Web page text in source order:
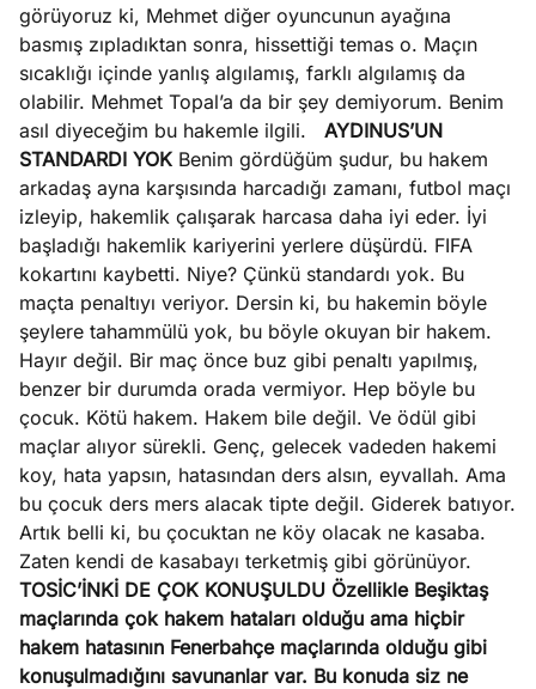
görüyoruz ki, Mehmet diğer oyuncunun ayağına
basmış zıpladıktan sonra, hissettiği temas o. Maçın
sıcaklığı içinde yanlış algılamış, farklı algılamış da
olabilir. Mehmet Topal’a da bir şey demiyorum. Benim
asıl diyeceğim bu hakemle ilgili. AYDINUS’UN
STANDARDI YOK Benim gördüğüm şudur, bu hakem
arkadaş ayna karşısında harcadığı zamanı, futbol maçı
izleyip, hakemlik çalışarak harcasa daha iyi eder. İyi
başladığı hakemlik kariyerini yerlere düşürdü. FIFA
kokartını kaybetti. Niye? Çünkü standardı yok. Bu
maçta penaltıyı veriyor. Dersin ki, bu hakemin böyle
şeylere tahammülü yok, bu böyle okuyan bir hakem.
Hayır değil. Bir maç önce buz gibi penaltı yapılmış,
benzer bir durumda orada vermiyor. Hep böyle bu
çocuk. Kötü hakem. Hakem bile değil. Ve ödül gibi
maçlar alıyor sürekli. Genç, gelecek vadeden hakemi
koy, hata yapsın, hatasından ders alsın, eyvallah. Ama
bu çocuk ders mers alacak tipte değil. Giderek batıyor.
Artık belli ki, bu çocuktan ne köy olacak ne kasaba.
Zaten kendi de kasabayı terketmiş gibi görünüyor.
TOSİC’İNKİ DE ÇOK KONUŞULDU Özellikle Beşiktaş
maçlarında çok hakem hataları olduğu ama hiçbir
hakem hatasının Fenerbahçe maçlarında olduğu gibi
konuşulmadığını savunanlar var. Bu konuda siz ne